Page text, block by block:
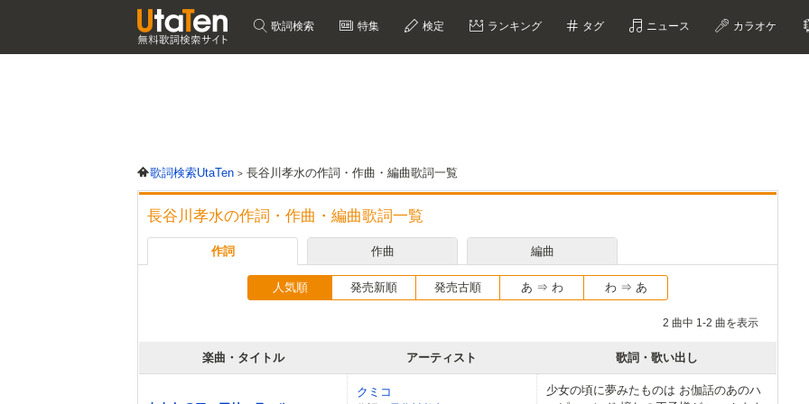
歌詞検索 特集 検定 ランキング タグ ニュース カラオケ
歌詞検索UtaTen 長谷川孝水の作詞・作曲・編曲歌詞一覧
長谷川孝水の作詞・作曲・編曲歌詞一覧
作詞 作曲 編曲
人気順 発売新順 発売古順 あ ⇒ わ わ ⇒ あ
2 曲中 1-2 曲を表示
楽曲・タイトル アーティスト 歌詞・歌い出し
クミコ
少女の頃に夢みたものは お伽話のあのハ